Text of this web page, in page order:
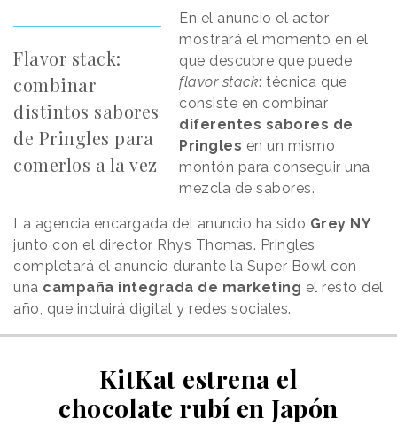
Flavor stack:
combinar
distintos sabores
de Pringles para
comerlos a la vez
En el anuncio el actor
mostrará el momento en el
que descubre que puede
flavor stack: técnica que
consiste en combinar
diferentes sabores de
Pringles en un mismo
montón para conseguir una
mezcla de sabores.
La agencia encargada del anuncio ha sido Grey NY
junto con el director Rhys Thomas. Pringles
completará el anuncio durante la Super Bowl con
una campaña integrada de marketing el resto del
año, que incluirá digital y redes sociales.
KitKat estrena el
chocolate rubí en Japón